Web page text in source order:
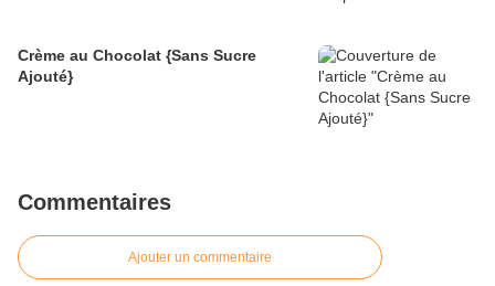
Crème au Chocolat {Sans Sucre
Ajouté}
Commentaires
Ajouter un commentaire